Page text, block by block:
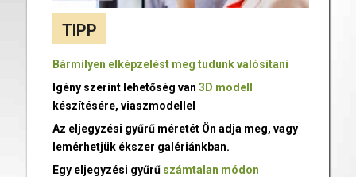
TIPP
Bármilyen elképzelést meg tudunk valósítani
Igény szerint lehetőség van 3D modell
készítésére, viaszmodellel
Az eljegyzési gyűrű méretét Ön adja meg, vagy
lemérhetjük ékszer galériánkban.
Egy eljegyzési gyűrű számtalan módon